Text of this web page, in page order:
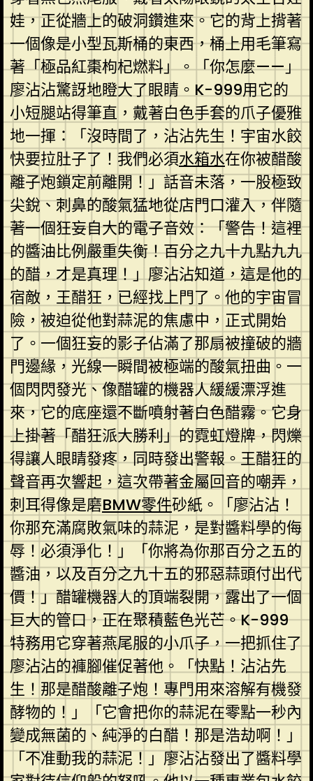
娃，正從牆上的破洞鑽進來。它的背上揹著
一個像是小型瓦斯桶的東西，桶上用毛筆寫
著「極品紅棗枸杞燃料」。「你怎麼——」
廖沾沾驚訝地瞪大了眼睛。K-999用它的
小短腿站得筆直，戴著白色手套的爪子優雅
地一揮：「沒時間了，沾沾先生！宇宙水餃
快要拉肚子了！我們必須水箱水在你被醋酸
離子炮鎖定前離開！」話音未落，一股極致
尖銳、刺鼻的酸氣猛地從店門口灌入，伴隨
著一個狂妄自大的電子音效：「警告！這裡
的醬油比例嚴重失衡！百分之九十九點九九
的醋，才是真理！」廖沾沾知道，這是他的
宿敵，王醋狂，已經找上門了。他的宇宙冒
險，被迫從他對蒜泥的焦慮中，正式開始
了。一個狂妄的影子佔滿了那扇被撞破的牆
門邊緣，光線一瞬間被極端的酸氣扭曲。一
個閃閃發光、像醋罐的機器人緩緩漂浮進
來，它的底座還不斷噴射著白色醋霧。它身
上掛著「醋狂派大勝利」的霓虹燈牌，閃爍
得讓人眼睛發疼，同時發出警報。王醋狂的
聲音再次響起，這次帶著金屬回音的嘲弄，
刺耳得像是磨BMW零件砂紙。「廖沾沾！
你那充滿腐敗氣味的蒜泥，是對醬料學的侮
辱！必須淨化！」「你將為你那百分之五的
醬油，以及百分之九十五的邪惡蒜頭付出代
價！」醋罐機器人的頂端裂開，露出了一個
巨大的管口，正在聚積藍色光芒。K-999
特務用它穿著燕尾服的小爪子，一把抓住了
廖沾沾的褲腳催促著他。「快點！沾沾先
生！那是醋酸離子炮！專門用來溶解有機發
酵物的！」「它會把你的蒜泥在零點一秒內
變成無菌的、純淨的白醋！那是浩劫啊！」
「不准動我的蒜泥！」廖沾沾發出了醬料學